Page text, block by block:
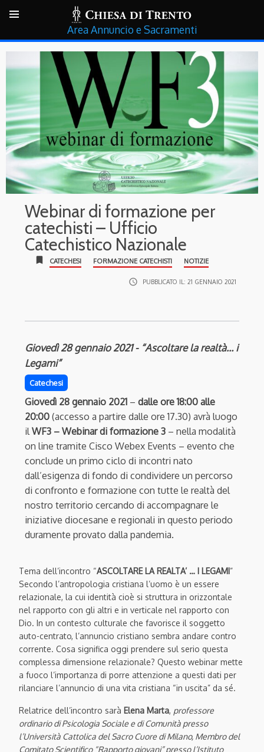
Annuncio e Sacramenti
Webinar di formazione per
catechisti – Ufficio
Catechistico Nazionale
bookmark CATECHESI FORMAZIONE CATECHISTI NOTIZIE
access_time PUBBLICATO IL: 21 GENNAIO 2021
Giovedì 28 gennaio 2021 - “Ascoltare la realtà… i
Legami”
Catechesi
Giovedì 28 gennaio 2021 – dalle ore 18:00 alle
20:00 (accesso a partire dalle ore 17.30) avrà luogo
il WF3 – Webinar di formazione 3 – nella modalità
on line tramite Cisco Webex Events – evento che
conclude un primo ciclo di incontri nato
dall’esigenza di fondo di condividere un percorso
di confronto e formazione con tutte le realtà del
nostro territorio cercando di accompagnare le
iniziative diocesane e regionali in questo periodo
duramente provato dalla pandemia.
Tema dell’incontro “ASCOLTARE LA REALTA’ … I LEGAMI”
Secondo l’antropologia cristiana l’uomo è un essere
relazionale, la cui identità cioè si struttura in orizzontale
nel rapporto con gli altri e in verticale nel rapporto con
Dio. In un contesto culturale che favorisce il soggetto
auto-centrato, l’annuncio cristiano sembra andare contro
corrente. Cosa significa oggi prendere sul serio questa
complessa dimensione relazionale? Questo webinar mette
a fuoco l’importanza di porre attenzione a questi dati per
rilanciare l’annuncio di una vita cristiana “in uscita” da sé.
Relatrice dell’incontro sarà Elena Marta, professore
ordinario di Psicologia Sociale e di Comunità presso
l’Università Cattolica del Sacro Cuore di Milano, Membro del
Comitato Scientifico “Rapporto giovani” presso l’Istituto